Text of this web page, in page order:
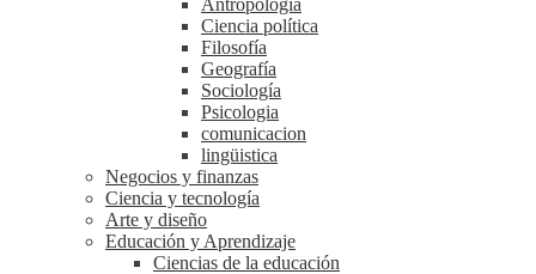
Antropología
Ciencia política
Filosofía
Geografía
Sociología
Psicologia
comunicacion
lingüistica
Negocios y finanzas
Ciencia y tecnología
Arte y diseño
Educación y Aprendizaje
Ciencias de la educación